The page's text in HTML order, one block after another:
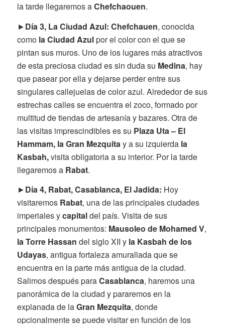
la tarde llegaremos aChefchaouen.
►Día 3, La Ciudad Azul: Chefchauen, conocida
como la Ciudad Azulpor el color con el que se
pintan sus muros. Uno de los lugares más atractivos
de esta preciosa ciudad es sin duda su Medina, hay
que pasear por ella y dejarse perder entre sus
singulares callejuelas de color azul. Alrededor de sus
estrechas calles se encuentra el zoco, formado por
multitud de tiendas de artesanía y bazares. Otra de
las visitas imprescindibles es su Plaza Uta – El
Hammam, la Gran Mezquitay a su izquierda la
Kasbah,visita obligatoria a su interior. Por la tarde
llegaremos a Rabat.
►Día 4, Rabat, Casablanca, El Jadida: Hoy
visitaremos Rabat, una de las principales ciudades
imperiales ycapitaldel país. Visita de sus
principales monumentos: Mausoleo de Mohamed V,
la Torre Hassan del siglo XII y la Kasbah de los
Udayas, antigua fortaleza amurallada que se
encuentra en la parte más antigua de la ciudad.
Salimos después paraCasablanca, haremos una
panorámica de la ciudad y pararemos en la
explanada de laGran Mezquita, donde
opcionalmente se puede visitar en función de los